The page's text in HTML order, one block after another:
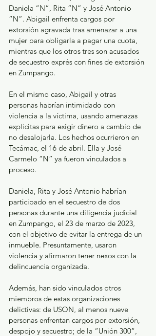
Daniela “N”, Rita “N” y José Antonio
“N”. Abigail enfrenta cargos por
extorsión agravada tras amenazar a una
mujer para obligarla a pagar una cuota,
mientras que los otros tres son acusados
de secuestro exprés con fines de extorsión
en Zumpango.
En el mismo caso, Abigail y otras
personas habrían intimidado con
violencia a la víctima, usando amenazas
explícitas para exigir dinero a cambio de
no desalojarla. Los hechos ocurrieron en
Tecámac, el 16 de abril. Ella y José
Carmelo “N” ya fueron vinculados a
proceso.
Daniela, Rita y José Antonio habrían
participado en el secuestro de dos
personas durante una diligencia judicial
en Zumpango, el 23 de marzo de 2023,
con el objetivo de evitar la entrega de un
inmueble. Presuntamente, usaron
violencia y afirmaron tener nexos con la
delincuencia organizada.
Además, han sido vinculados otros
miembros de estas organizaciones
delictivas: de USON, al menos nueve
personas enfrentan cargos por extorsión,
despojo y secuestro; de la “Unión 300”,